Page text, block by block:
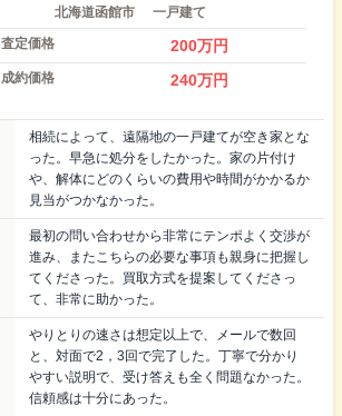
北海道函館市
一戸建て
査定価格
200万円
成約価格 240万円
相続によって、遠隔地の一戸建てが空き家とな
った。早急に処分をしたかった。家の片付け
や、解体にどのくらいの費用や時間がかかるか
見当がつかなかった。
最初の問い合わせから非常にテンポよく交渉が
進み、またこちらの必要な事項も親身に把握し
てくださった。買取方式を提案してくださっ
て、非常に助かった。
やりとりの速さは想定以上で、メールで数回
と、対面で2，3回で完了した。丁寧で分かり
やすい説明で、受け答えも全く問題なかった。
信頼感は十分にあった。